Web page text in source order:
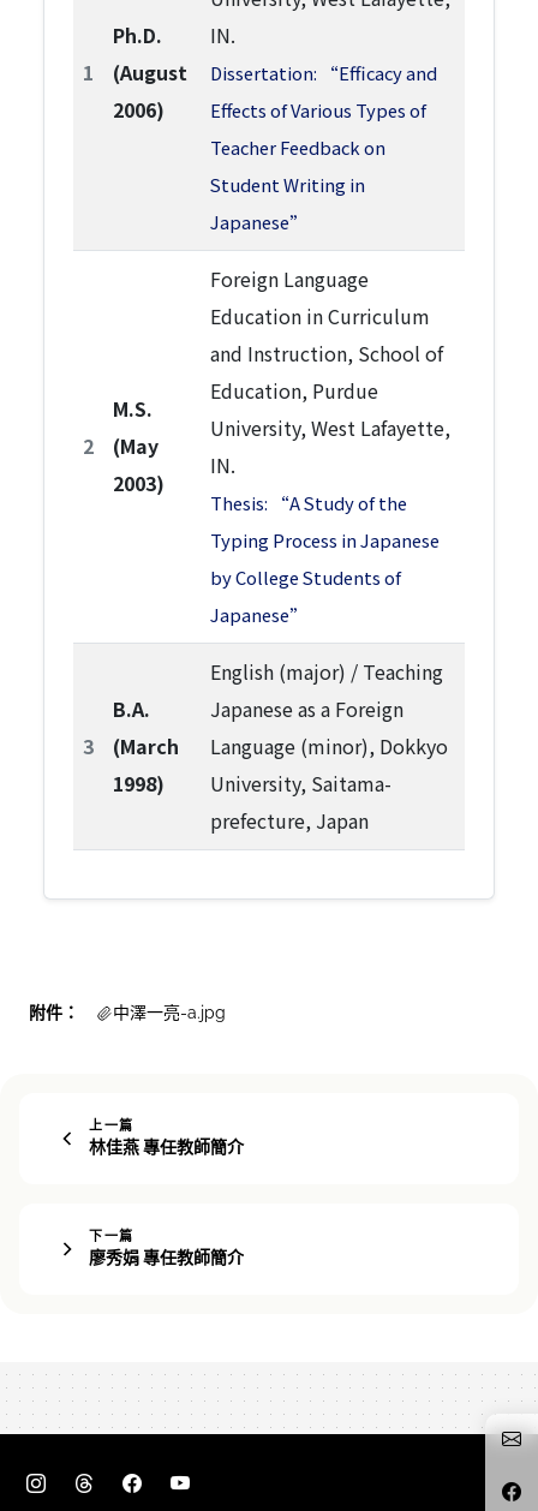
1
Ph.D.
(August
2006)
IN.
Dissertation: “Efficacy and
Effects of Various Types of
Teacher Feedback on
Student Writing in
Japanese”
2
M.S.
(May
2003)
Foreign Language
Education in Curriculum
and Instruction, School of
Education, Purdue
University, West Lafayette,
IN.
Thesis: “A Study of the
Typing Process in Japanese
by College Students of
Japanese”
3
B.A.
(March
1998)
English (major) / Teaching
Japanese as a Foreign
Language (minor), Dokkyo
University, Saitama-
prefecture, Japan
附件： 中澤一亮-a.jpg
上一篇
林佳燕 專任教師簡介
下一篇
廖秀娟 專任教師簡介